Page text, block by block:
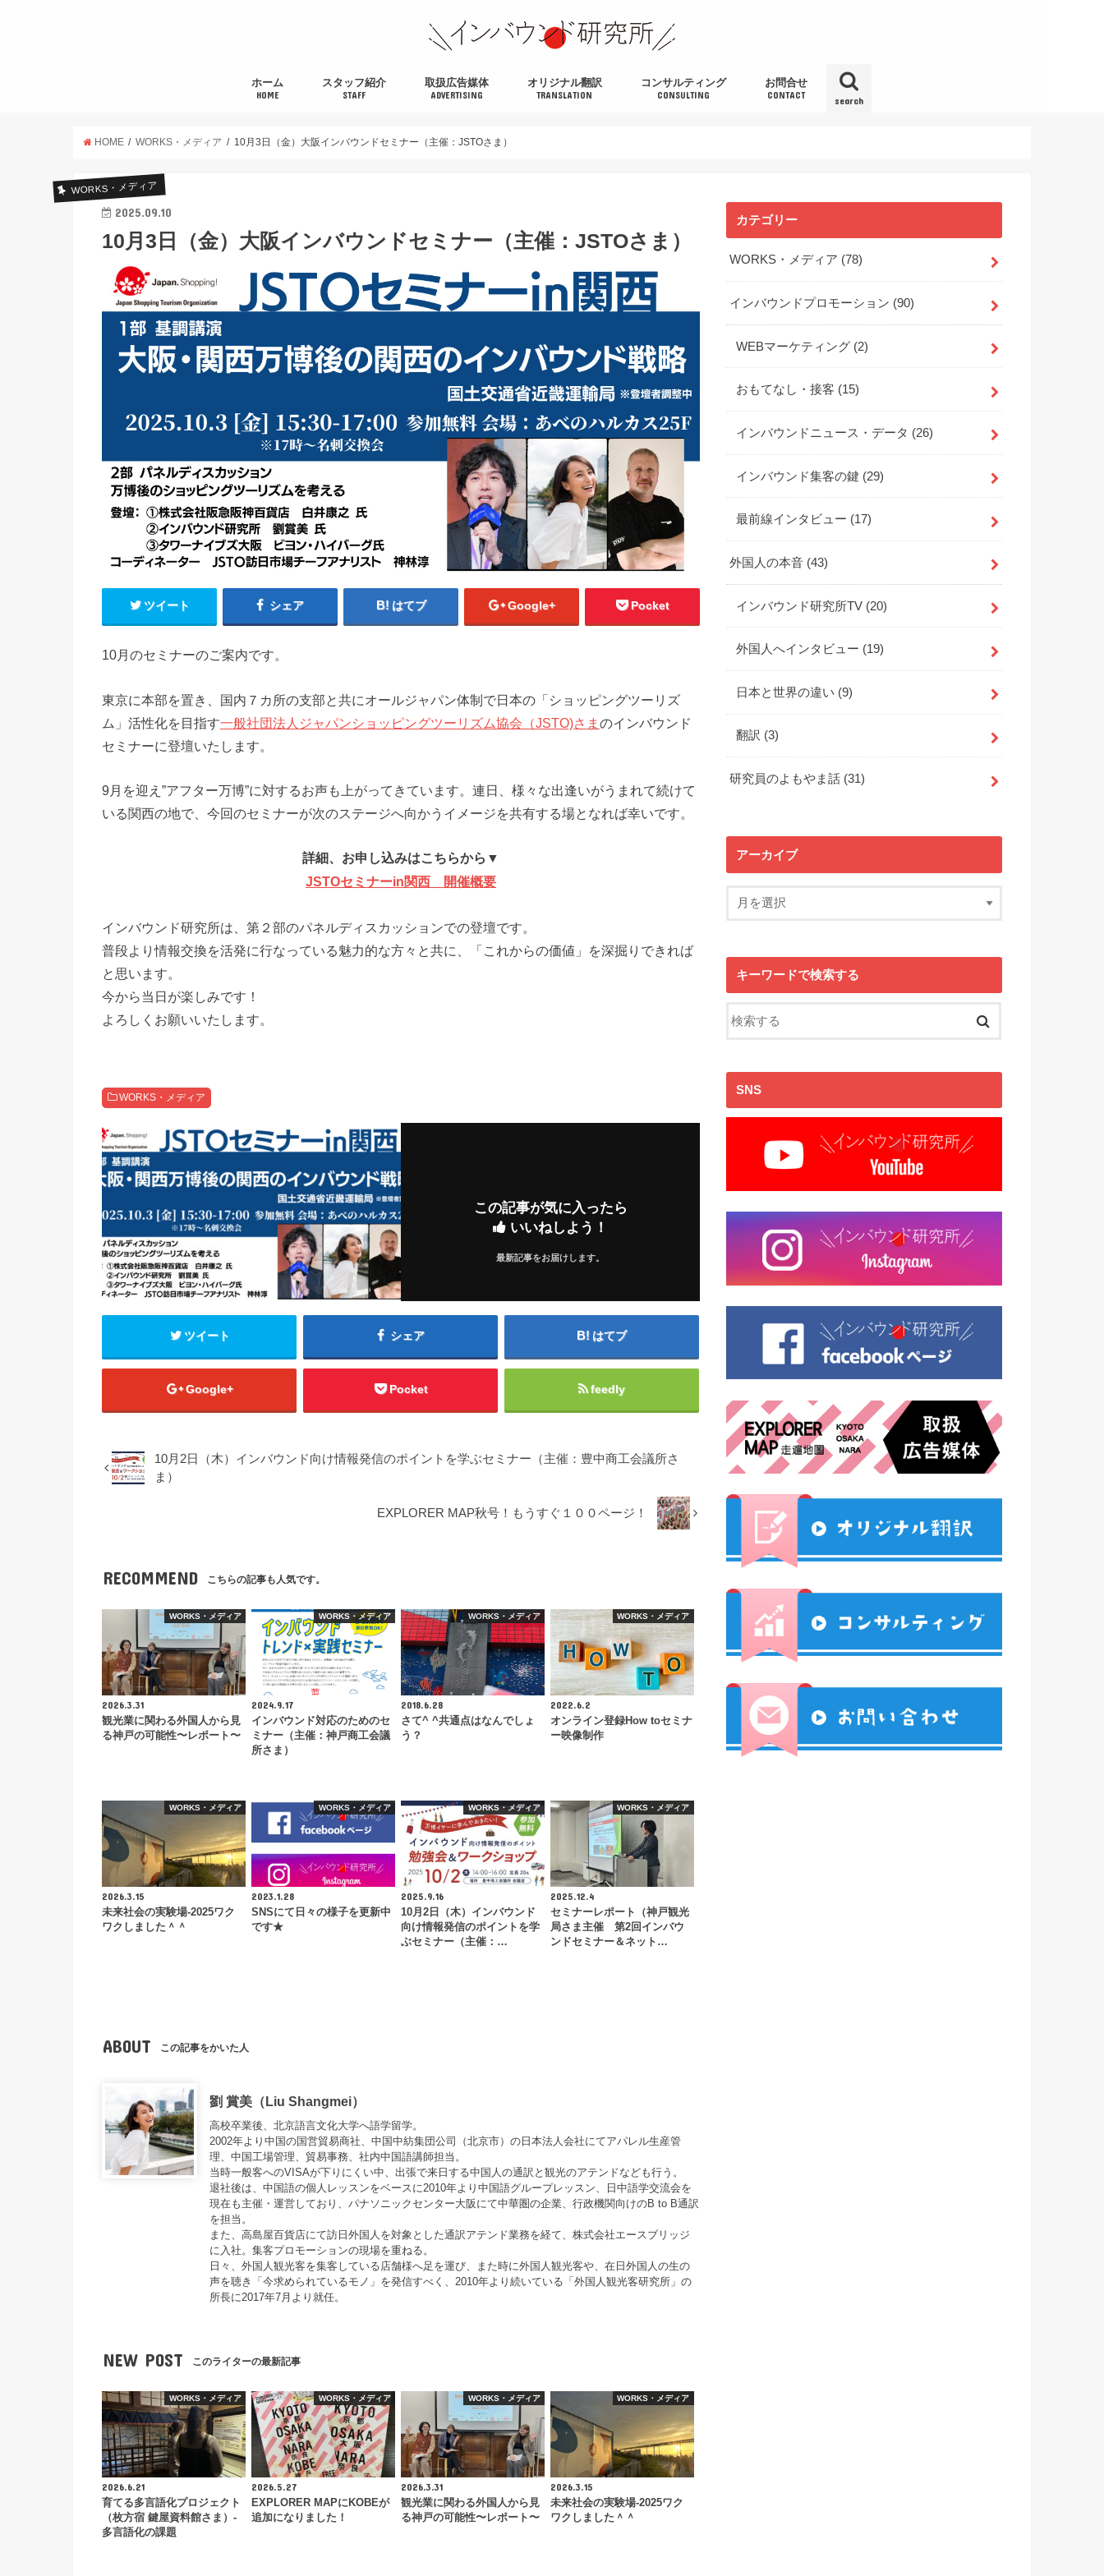
search
ホーム
HOME
スタッフ紹介
STAFF
取扱広告媒体
ADVERTISING
オリジナル翻訳
TRANSLATION
コンサルティング
CONSULTING
お問合せ
CONTACT
HOME WORKS・メディア 10月3日（金）大阪インバウンドセミナー（主催：JSTOさま）
WORKS・メディア
2025.09.10
10月3日（金）大阪インバウンドセミナー（主催：JSTOさま）
ツイート シェア はてブ Google+ Pocket
10月のセミナーのご案内です。
東京に本部を置き、国内７カ所の支部と共にオールジャパン体制で日本の「ショッピングツーリズ
ム」活性化を目指す一般社団法人ジャパンショッピングツーリズム協会（JSTO)さま のインバウンド
セミナーに登壇いたします。
9月を迎え”アフター万博”に対するお声も上がってきています。連日、様々な出逢いがうまれて続けて
いる関西の地で、今回のセミナーが次のステージへ向かうイメージを共有する場となれば幸いです。
詳細、お申し込みはこちらから▼
JSTOセミナーin関西 開催概要
インバウンド研究所は、第２部のパネルディスカッションでの登壇です。
普段より情報交換を活発に行なっている魅力的な方々と共に、「これからの価値」を深掘りできれば
と思います。
今から当日が楽しみです！
よろしくお願いいたします。
WORKS・メディア
この記事が気に入ったら
いいねしよう！
最新記事をお届けします。
ツイート シェア はてブ
Google+ Pocket feedly
10月2日（木）インバウンド向け情報発信のポイントを学ぶセミナー（主催：豊中商工会議所さ
ま）
EXPLORER MAP秋号！もうすぐ１００ページ！
RECOMMEND こちらの記事も人気です。
WORKS・メディア
2026.3.31
観光業に関わる外国人から見
る神戸の可能性〜レポート〜
WORKS・メディア
2024.9.17
インバウンド対応のためのセ
ミナー（主催：神戸商工会議
所さま）
WORKS・メディア
2018.6.28
さて^ ^共通点はなんでしょ
う？
WORKS・メディア
2022.6.2
オンライン登録How toセミナ
ー映像制作
WORKS・メディア
2026.3.15
未来社会の実験場-2025ワク
ワクしました＾＾
WORKS・メディア
2023.1.28
SNSにて日々の様子を更新中
です★
WORKS・メディア
2025.9.16
10月2日（木）インバウンド
向け情報発信のポイントを学
ぶセミナー（主催：…
WORKS・メディア
2025.12.4
セミナーレポート（神戸観光
局さま主催 第2回インバウ
ンドセミナー＆ネット…
ABOUT この記事をかいた人
劉 賞美（Liu Shangmei）
高校卒業後、北京語言文化大学へ語学留学。
2002年より中国の国営貿易商社、中国中紡集団公司（北京市）の日本法人会社にてアパレル生産管
理、中国工場管理、貿易事務、社内中国語講師担当。
当時一般客へのVISAが下りにくい中、出張で来日する中国人の通訳と観光のアテンドなども行う。
退社後は、中国語の個人レッスンをベースに2010年より中国語グループレッスン、日中語学交流会を
現在も主催・運営しており、パナソニックセンター大阪にて中華圏の企業、行政機関向けのB to B通訳
を担当。
また、高島屋百貨店にて訪日外国人を対象とした通訳アテンド業務を経て、株式会社エースブリッジ
に入社。集客プロモーションの現場を重ねる。
日々、外国人観光客を集客している店舗様へ足を運び、また時に外国人観光客や、在日外国人の生の
声を聴き「今求められているモノ」を発信すべく、2010年より続いている「外国人観光客研究所」の
所長に2017年7月より就任。
NEW POST このライターの最新記事
WORKS・メディア
2026.6.21
育てる多言語化プロジェクト
（枚方宿 鍵屋資料館さま）-
多言語化の課題
WORKS・メディア
2026.5.27
EXPLORER MAPにKOBEが
追加になりました！
WORKS・メディア
2026.3.31
観光業に関わる外国人から見
る神戸の可能性〜レポート〜
WORKS・メディア
2026.3.15
未来社会の実験場-2025ワク
ワクしました＾＾
カテゴリー
WORKS・メディア (78)
インバウンドプロモーション (90)
WEBマーケティング (2)
おもてなし・接客 (15)
インバウンドニュース・データ (26)
インバウンド集客の鍵 (29)
最前線インタビュー (17)
外国人の本音 (43)
インバウンド研究所TV (20)
外国人へインタビュー (19)
日本と世界の違い (9)
翻訳 (3)
研究員のよもやま話 (31)
アーカイブ
キーワードで検索する
SNS